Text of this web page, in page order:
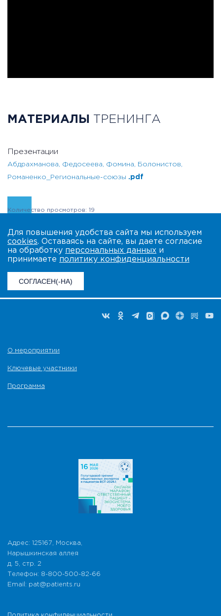
МАТЕРИАЛЫ ТРЕНИНГА
Презентации
Абдрахманова, Федосеева, Фомина, Болонистов,
Романенко_Региональные-союзы .pdf
Количество просмотров: 19
Для повышения удобства сайта мы используем
cookies. Оставаясь на сайте, вы даете согласие
на обработку персональных данных и
принимаете политику конфиденциальности
СОГЛАСЕН(-НА)
О мероприятии
Ключевые участники
Программа
Адрес: 125167, Москва,
Нарышкинская аллея
д. 5, стр. 2
Телефон: 8-800-500-82-66
Email: pat@patients.ru